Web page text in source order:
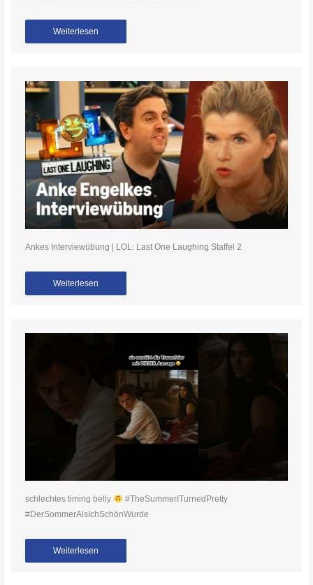
Weiterlesen
Ankes Interviewübung | LOL: Last One Laughing Staffel 2
Weiterlesen
schlechtes timing belly
#TheSummerITurnedPretty
#DerSommerAlsIchSchönWurde
Weiterlesen